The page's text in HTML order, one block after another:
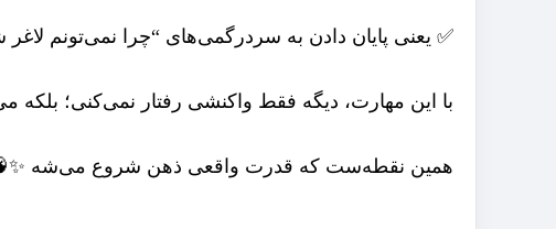
✅ یعنی پایان دادن به سردرگمی‌های “چرا نمی‌تونم
با این مهارت، دیگه فقط واکنشی رفتار نمی‌کنی؛
همین نقطه‌ست که قدرت واقعی ذهن شروع می‌شه